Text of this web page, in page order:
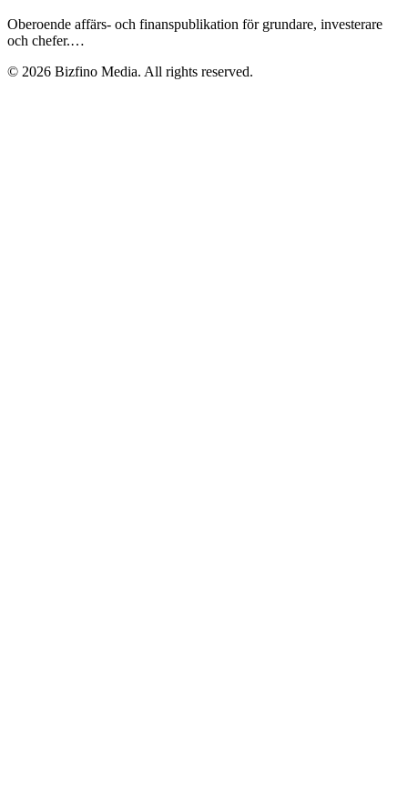
Oberoende affärs- och finanspublikation för grundare, investerare
och chefer.…
© 2026 Bizfino Media. All rights reserved.